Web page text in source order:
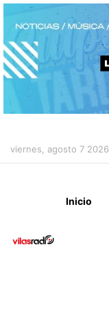
viernes, agosto 7 2026
Inicio